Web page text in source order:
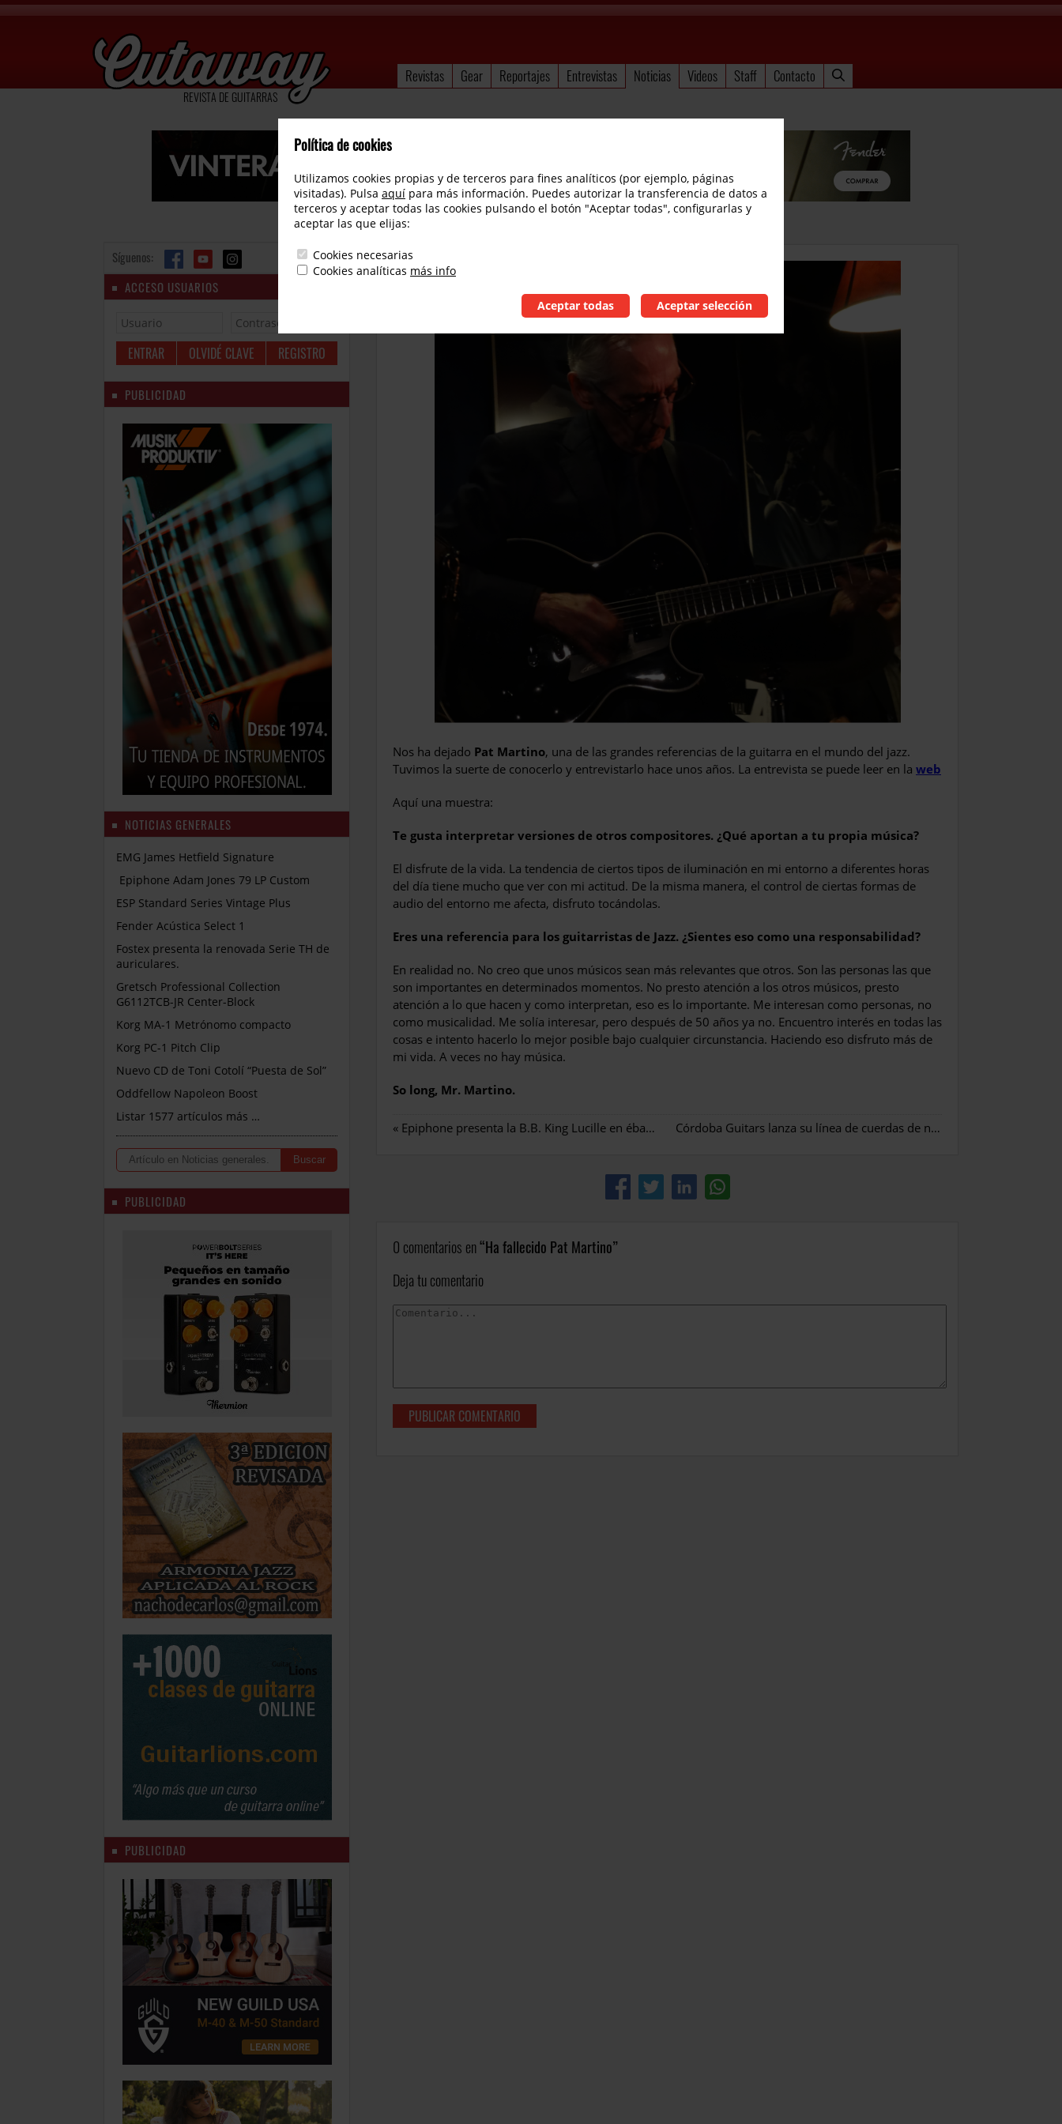
REVISTA DE GUITARRAS
Revistas Gear Reportajes Entrevistas Noticias Videos Staff Contacto
Ha fallecido Pat Martino
Nos ha dejado Pat Martino, una de las grandes referencias de la guitarra en el mundo del jazz.
Tuvimos la suerte de conocerlo y entrevistarlo hace unos años. La entrevista se puede leer en la web
Aquí una muestra:
Te gusta interpretar versiones de otros compositores. ¿Qué aportan a tu propia música?
El disfrute de la vida. La tendencia de ciertos tipos de iluminación en mi entorno a diferentes horas
del día tiene mucho que ver con mi actitud. De la misma manera, el control de ciertas formas de
audio del entorno me afecta, disfruto tocándolas.
Eres una referencia para los guitarristas de Jazz. ¿Sientes eso como una responsabilidad?
En realidad no. No creo que unos músicos sean más relevantes que otros. Son las personas las que
son importantes en determinados momentos. No presto atención a los otros músicos, presto
atención a lo que hacen y como interpretan, eso es lo importante. Me interesan como personas, no
como musicalidad. Me solía interesar, pero después de 50 años ya no. Encuentro interés en todas las
cosas e intento hacerlo lo mejor posible bajo cualquier circunstancia. Haciendo eso disfruto más de
mi vida. A veces no hay música.
So long, Mr. Martino.
« Epiphone presenta la B.B. King Lucille en ébano Córdoba Guitars lanza su línea de cuerdas de nylon
0 comentarios en Ha fallecido Pat Martino
Deja tu comentario
Síguenos:
ACCESO USUARIOS
OLVIDÉ CLAVE REGISTRO
PUBLICIDAD
NOTICIAS GENERALES
EMG James Hetfield Signature
Epiphone Adam Jones 79 LP Custom
ESP Standard Series Vintage Plus
Fender Acústica Select 1
Fostex presenta la renovada Serie TH de
auriculares.
Gretsch Professional Collection
G6112TCB-JR Center-Block
Korg MA-1 Metrónomo compacto
Korg PC-1 Pitch Clip
Nuevo CD de Toni Cotolí “Puesta de Sol”
Oddfellow Napoleon Boost
Listar 1577 artículos más …
PUBLICIDAD
PUBLICIDAD
Política de cookies
Utilizamos cookies propias y de terceros para fines analíticos (por ejemplo, páginas
visitadas). Pulsa aquí para más información. Puedes autorizar la transferencia de datos a
terceros y aceptar todas las cookies pulsando el botón "Aceptar todas", configurarlas y
aceptar las que elijas:
Cookies necesarias
Cookies analíticas más info
Aceptar todas Aceptar selección